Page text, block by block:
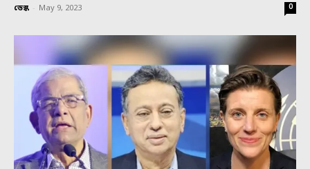
ডেস্ক - May 9, 2023 0